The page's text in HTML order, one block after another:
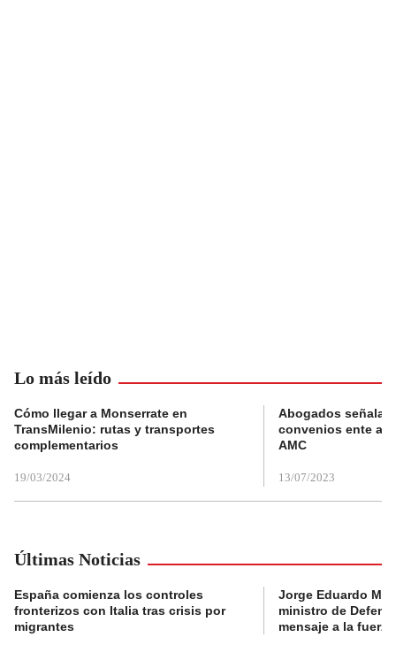
Lo más leído
Cómo llegar a Monserrate en
TransMilenio: rutas y transportes
complementarios
19/03/2024
Abogados
convenios ente
AMC
13/07/2023
Últimas Noticias
España comienza los controles
fronterizos con Italia tras crisis por
migrantes
Jorge Eduardo
ministro de
mensaje a la